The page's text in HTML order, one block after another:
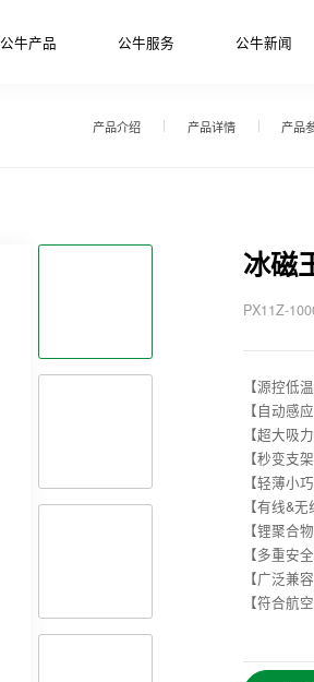
公牛产品 公牛服务 公牛新闻
产品介绍 产品详情 产品
冰磁
PX11Z-
【源控低
【自动感
【超大吸
【秒变支
【轻薄小
【有线&
【锂聚合
【多重安
【广泛兼
【符合航